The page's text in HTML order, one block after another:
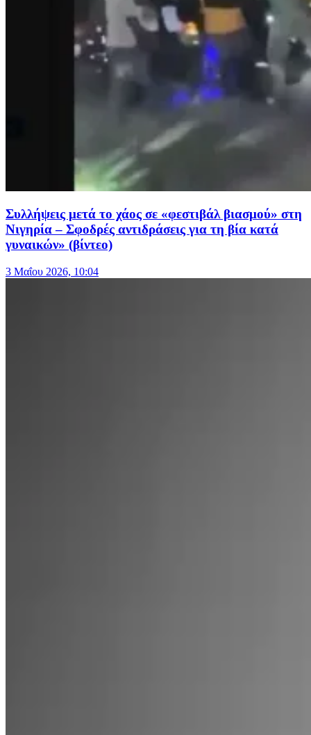
Συλλήψεις μετά το χάος σε «φεστιβάλ βιασμού» στη
Νιγηρία – Σφοδρές αντιδράσεις για τη βία κατά
γυναικών» (βίντεο)
3 Μαΐου 2026, 10:04